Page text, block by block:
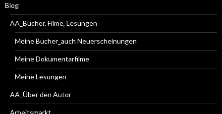
Blog
AA_Bücher, Filme, Lesungen
Meine Bücher_auch Neuerscheinungen
Meine Dokumentarfilme
Meine Lesungen
AA_Über den Autor
Arbeitsmarkt